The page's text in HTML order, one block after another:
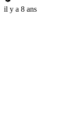
il y a 8 ans